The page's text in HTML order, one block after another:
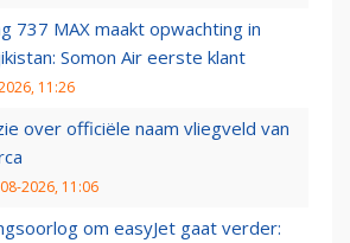
737 MAX maakt opwachting in
Somon Air eerste klant
11:26
over officiële naam vliegveld van
2026, 11:06
om easyJet gaat verder: